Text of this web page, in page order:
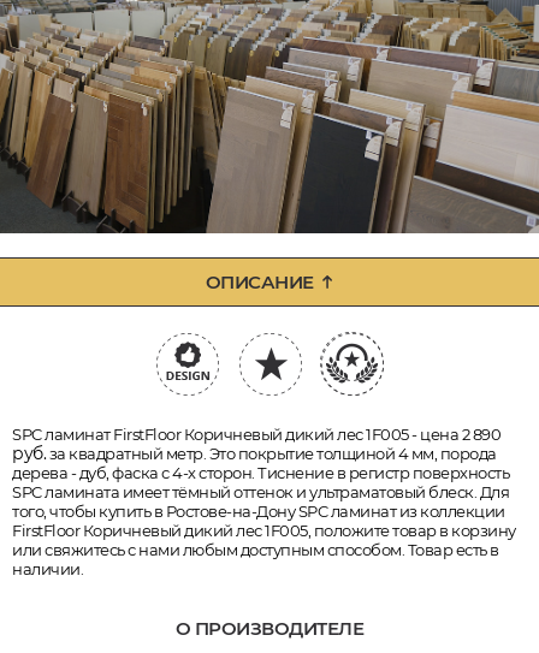
ОПИСАНИЕ
SPC ламинат FirstFloor Коричневый дикий лес 1F005 - цена 2 890
руб.за квадратный метр. Это покрытие толщиной 4 мм, порода
дерева - дуб, фаска с 4-х сторон. Тиснение в регистр поверхность
SPC ламината имеет тёмный оттенок и ультраматовый блеск. Для
того, чтобы купить в Ростове-на-Дону SPC ламинат из коллекции
FirstFloor Коричневый дикий лес 1F005, положите товар в корзину
или свяжитесь с нами любым доступным способом. Товар есть в
наличии.
О ПРОИЗВОДИТЕЛЕ